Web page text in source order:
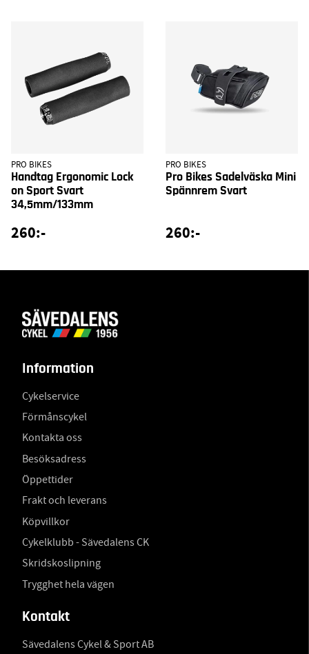
PRO BIKES
Handtag Ergonomic Lock
on Sport Svart
34,5mm/133mm
260:-
PRO BIKES
Pro Bikes Sadelväska Mini
Spännrem Svart
260:-
Information
Cykelservice
Förmånscykel
Kontakta oss
Besöksadress
Öppettider
Frakt och leverans
Köpvillkor
Cykelklubb - Sävedalens CK
Skridskoslipning
Trygghet hela vägen
Kontakt
Sävedalens Cykel & Sport AB